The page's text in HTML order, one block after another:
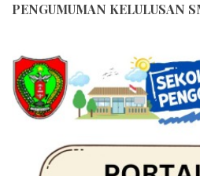
PENGUMUMAN KELULUSAN